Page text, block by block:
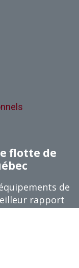
flotte de
de
rapport